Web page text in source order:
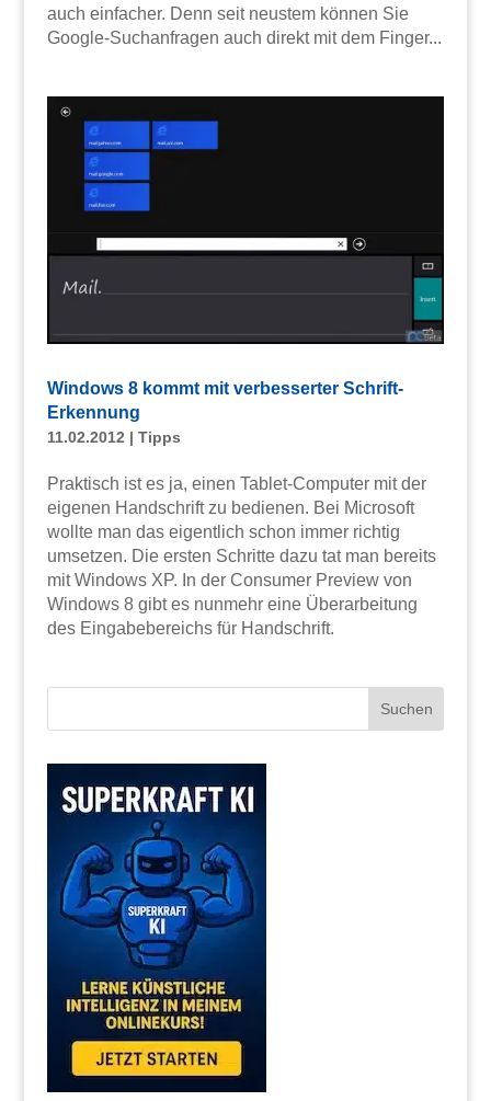
auch einfacher. Denn seit neustem können Sie
Google-Suchanfragen auch direkt mit dem Finger...
Windows 8 kommt mit verbesserter Schrift-
Erkennung
11.02.2012 | Tipps
Praktisch ist es ja, einen Tablet-Computer mit der
eigenen Handschrift zu bedienen. Bei Microsoft
wollte man das eigentlich schon immer richtig
umsetzen. Die ersten Schritte dazu tat man bereits
mit Windows XP. In der Consumer Preview von
Windows 8 gibt es nunmehr eine Überarbeitung
des Eingabebereichs für Handschrift.